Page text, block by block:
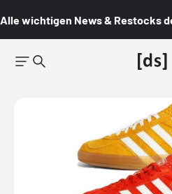
Alle wichtigen News & Restocks